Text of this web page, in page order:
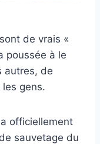
de vrais «
poussée à le
autres, de
gens.
officiellement
sauvetage du